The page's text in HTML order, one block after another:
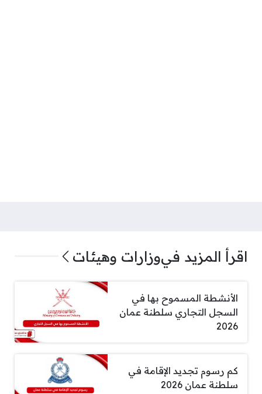
اقرأ المزيد فيوزارات وهيئات
الأنشطة المسموح بها في
السجل التجاري سلطنة عمان
2026
كم رسوم تجديد الإقامة في
سلطنة عمان 2026